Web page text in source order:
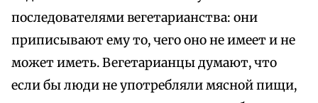
последователями вегетарианства: они
приписывают ему то, чего оно не имеет и не
может иметь. Вегетарианцы думают, что
если бы люди не употребляли мясной пищи,